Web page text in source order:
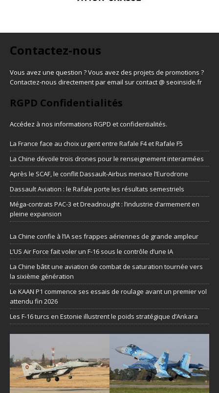
Contactez-nous
Vous avez une question ? Vous avez des projets de promotions ?
Contactez-nous directement par email sur contact @ seoinside.fr
RGPD Confidentialités
Accédez à nos informations RGPD et confidentialités.
La France face au choix urgent entre Rafale F4 et Rafale F5
La Chine dévoile trois drones pour le renseignement interarmées
Après le SCAF, le conflit Dassault-Airbus menace l’Eurodrone
Dassault Aviation : le Rafale porte les résultats semestriels
Méga-contrats PAC-3 et Dreadnought : l’industrie d’armement en
pleine expansion
La Chine confie à l’IA ses frappes aériennes de grande ampleur
L’US Air Force fait voler un F-16 sous le contrôle d’une IA
La Chine bâtit une aviation de combat de saturation tournée vers
la sixième génération
Le KAAN P1 commence ses essais de roulage avant un premier vol
attendu fin 2026
Les F-16 turcs en Estonie illustrent le poids stratégique d’Ankara